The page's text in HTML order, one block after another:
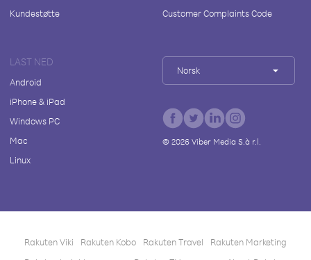
Kundestøtte
Customer Complaints Code
LAST NED
Android
iPhone & iPad
Windows PC
Mac
Linux
Norsk
© 2026Viber Media S.à r.l.
Rakuten Viki Rakuten Kobo Rakuten Travel
Rakuten Marketing